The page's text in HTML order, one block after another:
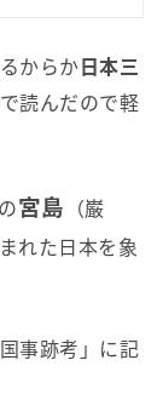
からか日本三
読んだので軽
宮島 （巌
れた日本を象
事跡考」に記